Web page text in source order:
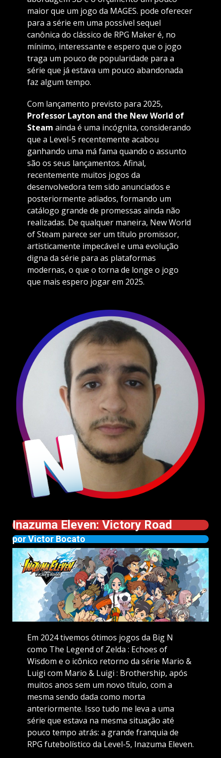
maior que um jogo da MAGES. pode oferecer
para a série em uma possível sequel
canônica do clássico de RPG Maker é, no
mínimo, interessante e espero que o jogo
traga um pouco de popularidade para a
série que já estava um pouco abandonada
faz algum tempo.
Com lançamento previsto para 2025,
Professor Layton and the New World of
Steam ainda é uma incógnita, considerando
que a Level-5 recentemente acabou
ganhando uma má fama quando o assunto
são os seus lançamentos. Afinal,
recentemente muitos jogos da
desenvolvedora tem sido anunciados e
posteriormente adiados, formando um
catálogo grande de promessas ainda não
realizadas. De qualquer maneira, New World
of Steam parece ser um título promissor,
artisticamente impecável e uma evolução
digna da série para as plataformas
modernas, o que o torna de longe o jogo
que mais espero jogar em 2025.
Inazuma Eleven: Victory Road
por Victor Bocato
Em 2024 tivemos ótimos jogos da Big N
como The Legend of Zelda : Echoes of
Wisdom e o icônico retorno da série Mario &
Luigi com Mario & Luigi : Brothership, após
muitos anos sem um novo título, com a
mesma sendo dada como morta
anteriormente. Isso tudo me leva a uma
série que estava na mesma situação até
pouco tempo atrás: a grande franquia de
RPG futebolístico da Level-5, Inazuma Eleven.